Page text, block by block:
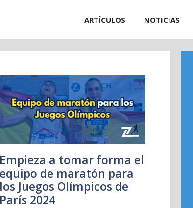
ARTÍCULOS NOTICIAS
Empieza a tomar forma el
equipo de maratón para
los Juegos Olímpicos de
París 2024